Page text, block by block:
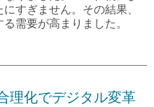
すぎません。その結果、
需要が高まりました。
理化でデジタル変革